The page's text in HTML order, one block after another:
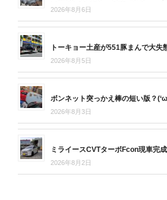
2026年8月6日
トーキョー土産が551豚まんで大失
2026年8月5日
ボンネット突っかえ棒の短い版？
2026年8月3日
ミライースCVTターボFcon現車完成
2026年8月2日